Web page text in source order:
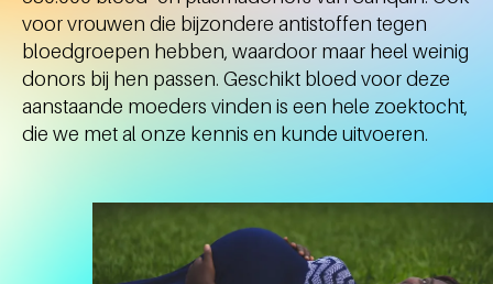
voor vrouwen die bijzondere antistoffen tegen
bloedgroepen hebben, waardoor maar heel weinig
donors bij hen passen. Geschikt bloed voor deze
aanstaande moeders vinden is een hele zoektocht,
die we met al onze kennis en kunde uitvoeren.